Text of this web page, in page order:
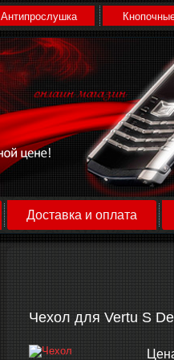
Антипрослушка
Доставка и оплата
Чехол для Vertu S